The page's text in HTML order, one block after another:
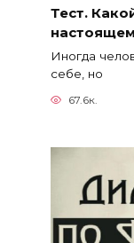
Тест.
Иногда
себе, но
67.6к.